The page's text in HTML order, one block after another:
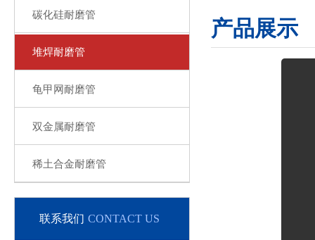
产品展示
碳化硅耐磨管
堆焊耐磨管
龟甲网耐磨管
双金属耐磨管
稀土合金耐磨管
联系我们 CONTACT US